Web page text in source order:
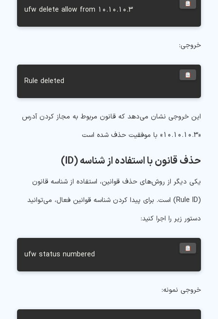
ufw delete allow from 10.10.10.3
خروجی:
Rule deleted
این خروجی نشان می‌دهد که قانون مربوط به مجاز کردن آدرس
«
10.10.10.3» با موفقیت حذف شده است
حذف قانون با استفاده از شناسه (ID)
یکی دیگر از روش‌های حذف قوانین، استفاده از شناسه قانون
(Rule ID) است. برای پیدا کردن شناسه قوانین فعال، می‌توانید
دستور زیر را اجرا کنید:
ufw status numbered
خروجی نمونه: